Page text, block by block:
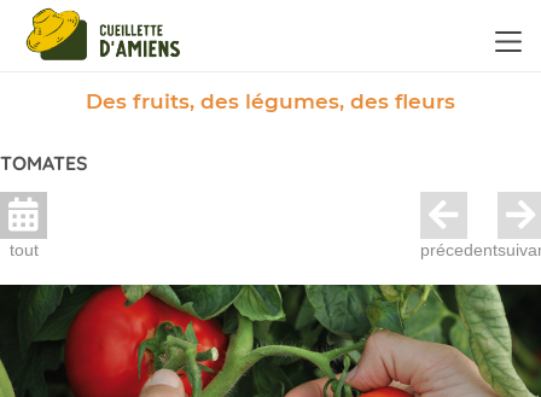
Des fruits, des légumes, des fleurs
TOMATES
tout précedent
Panneau de gestion des cookies